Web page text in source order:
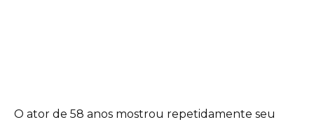
O ator de 58 anos mostrou repetidamente seu